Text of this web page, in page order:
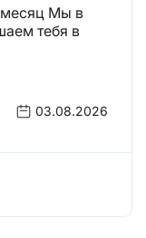
тебя в
03.08.2026